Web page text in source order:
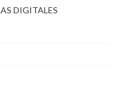
DIGITALES